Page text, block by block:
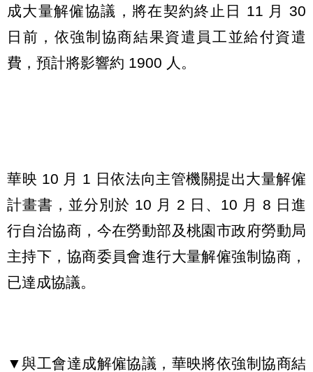
成大量解僱協議，將在契約終止日 11 月 30
日前，依強制協商結果資遣員工並給付資遣
費，預計將影響約 1900 人。
華映 10 月 1 日依法向主管機關提出大量解僱
計畫書，並分別於 10 月 2 日、10 月 8 日進
行自治協商，今在勞動部及桃園市政府勞動局
主持下，協商委員會進行大量解僱強制協商，
已達成協議。
▼與工會達成解僱協議，華映將依強制協商結